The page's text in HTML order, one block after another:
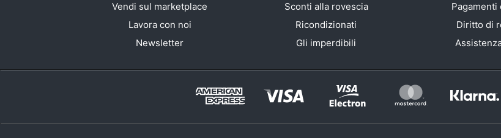
Vendi sul marketplace
Lavora con noi
Newsletter
Sconti alla rovescia
Ricondizionati
Gli imperdibili
Pagamenti
Diritto di